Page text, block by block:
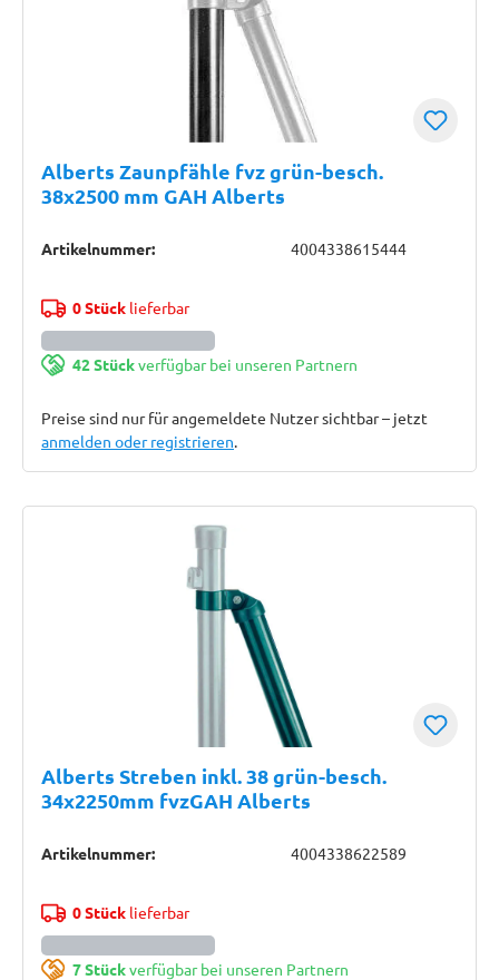
Alberts Zaunpfähle fvz grün-besch.
38x2500 mm GAH Alberts
Artikelnummer: 4004338615444
0 Stücklieferbar
42 Stückverfügbar bei unseren Partnern
Preise sind nur für angemeldete Nutzer sichtbar – jetzt
anmelden oder registrieren.
Alberts Streben inkl. 38 grün-besch.
34x2250mm fvzGAH Alberts
Artikelnummer: 4004338622589
0 Stücklieferbar
7 Stückverfügbar bei unseren Partnern